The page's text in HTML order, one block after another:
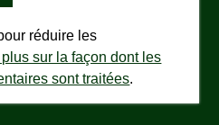
réduire les
sur la façon dont les
sont traitées.